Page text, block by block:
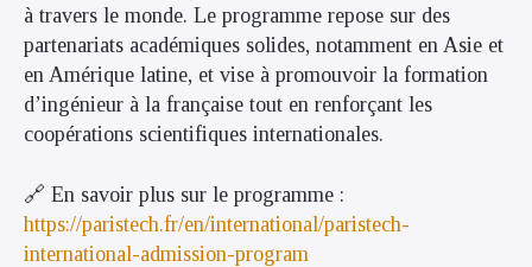
à travers le monde. Le programme repose sur des
partenariats académiques solides, notamment en Asie et
en Amérique latine, et vise à promouvoir la formation
d’ingénieur à la française tout en renforçant les
coopérations scientifiques internationales.
🔗 En savoir plus sur le programme :
https://paristech.fr/en/international/paristech-
international-admission-program